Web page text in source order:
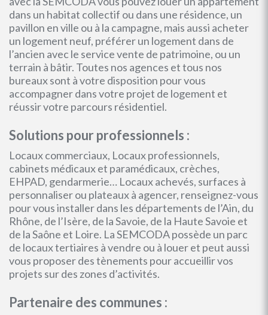
dans un habitat collectif ou dans une résidence, un
pavillon en ville ou à la campagne, mais aussi acheter
un logement neuf, préférer un logement dans de
l’ancien avec le service vente de patrimoine, ou un
terrain à bâtir. Toutes nos agences et tous nos
bureaux sont à votre disposition pour vous
accompagner dans votre projet de logement et
réussir votre parcours résidentiel.
Solutions pour professionnels :
Locaux commerciaux, Locaux professionnels,
cabinets médicaux et paramédicaux, crèches,
EHPAD, gendarmerie… Locaux achevés, surfaces à
personnaliser ou plateaux à agencer, renseignez-vous
pour vous installer dans les départements de l’Ain, du
Rhône, de l’Isère, de la Savoie, de la Haute Savoie et
de la Saône et Loire. La SEMCODA possède un parc
de locaux tertiaires à vendre ou à louer et peut aussi
vous proposer des tènements pour accueillir vos
projets sur des zones d’activités.
Partenaire des communes :